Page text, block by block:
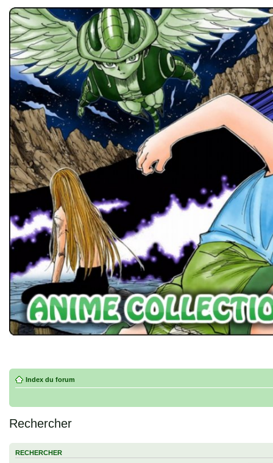
Index du forum
Rechercher
RECHERCHER